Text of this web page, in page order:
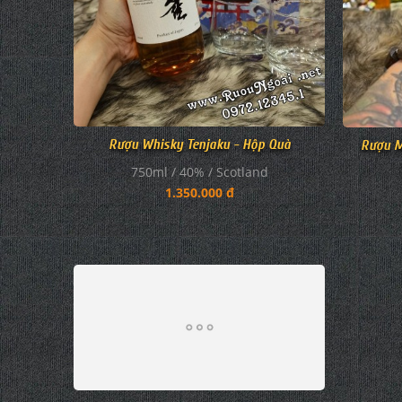
Rượu Whisky Tenjaku - Hộp Quà
750ml / 40% / Scotland
1.350.000 đ
Rượu